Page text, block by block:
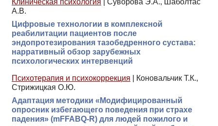
А.В.
Цифровые технологии в комплексной
реабилитации пациентов после
эндопротезирования тазобедренного сустава:
нарративный обзор зарубежных
психологических интервенций
Психотерапия и психокоррекция
Коновальчик Т.К.,
Стрижицкая О.Ю.
Адаптация методики «Модифицированный
опросник избегающего поведения при страхе
падения» (mFFABQ-R) для людей пожилого и